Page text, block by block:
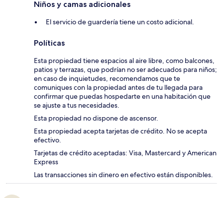
Niños y camas adicionales
El servicio de guardería tiene un costo adicional.
Políticas
Esta propiedad tiene espacios al aire libre, como balcones,
patios y terrazas, que podrían no ser adecuados para niños;
en caso de inquietudes, recomendamos que te
comuniques con la propiedad antes de tu llegada para
confirmar que puedas hospedarte en una habitación que
se ajuste a tus necesidades.
Esta propiedad no dispone de ascensor.
Esta propiedad acepta tarjetas de crédito. No se acepta
efectivo.
Tarjetas de crédito aceptadas: Visa, Mastercard y American
Express
Las transacciones sin dinero en efectivo están disponibles.